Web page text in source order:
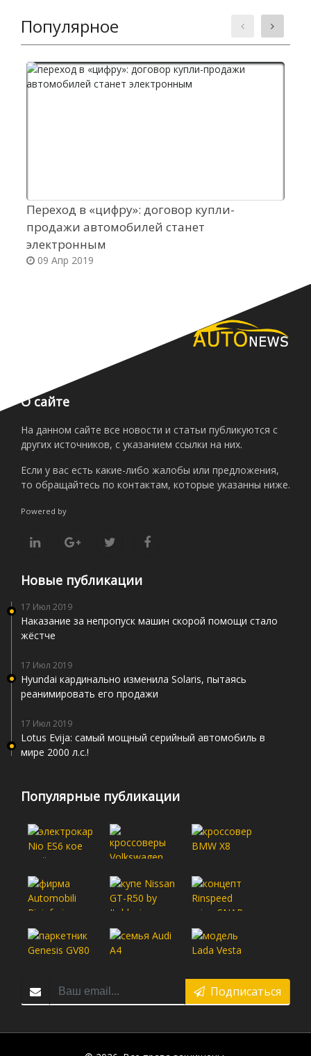
Популярное
Переход в «цифру»: договор купли-
продажи автомобилей станет
электронным
09 Апр 2019
О сайте
На данном сайте все новости и статьи публикуются с
других источников, с указанием ссылки на них.
Если у вас есть какие-либо жалобы или предложения,
то обращайтесь по контактам, которые указанны ниже.
Powered by
Новые публикации
17 Июл 2019
Наказание за непропуск машин скорой помощи стало
жёстче
17 Июл 2019
Hyundai кардинально изменила Solaris, пытаясь
реанимировать его продажи
17 Июл 2019
Lotus Evija: самый мощный серийный автомобиль в
мире 2000 л.с.!
Популярные публикации
Подписаться